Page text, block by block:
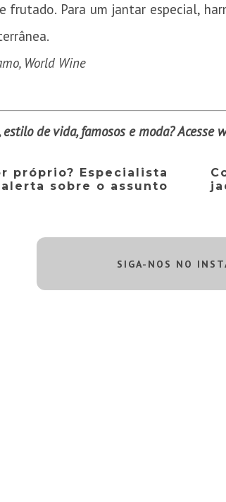
frutado. Para um jantar especial,
World Wine
de vida, famosos e moda? Acesse
próprio? Especialista
alerta sobre o assunto
SIGA-NOS NO